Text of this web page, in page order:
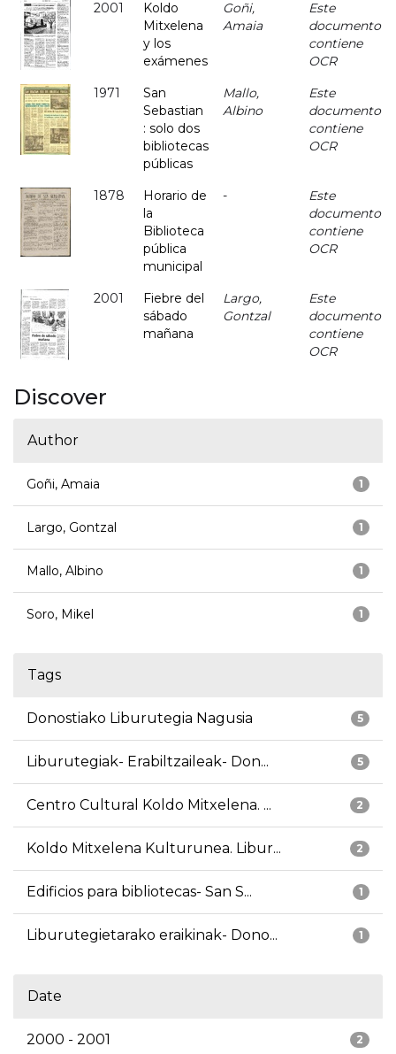
2001
Koldo
Mitxelena
y los
exámenes
Goñi,
Amaia
Este
documento
contiene
OCR
1971
San
Sebastian
: solo dos
bibliotecas
públicas
Mallo,
Albino
Este
documento
contiene
OCR
1878
Horario de
la
Biblioteca
pública
municipal
-
Este
documento
contiene
OCR
2001
Fiebre del
sábado
mañana
Largo,
Gontzal
Este
documento
contiene
OCR
Discover
Author
1
Goñi, Amaia
1
Largo, Gontzal
1
Mallo, Albino
1
Soro, Mikel
Tags
5
Donostiako Liburutegia Nagusia
5
Liburutegiak- Erabiltzaileak- Don...
2
Centro Cultural Koldo Mitxelena. ...
2
Koldo Mitxelena Kulturunea. Libur...
1
Edificios para bibliotecas- San S...
1
Liburutegietarako eraikinak- Dono...
Date
2
2000 - 2001